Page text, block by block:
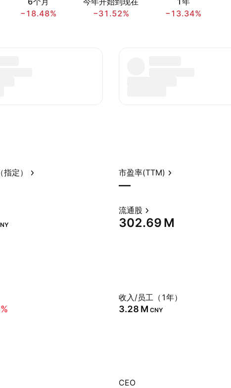
−18.48%
−31.52%
−13.34%
定） 市盈率(TTM)
—
流通股
‪302.69 M‬
收入/员工（1年）
‪3.28 M‬ CNY
CEO